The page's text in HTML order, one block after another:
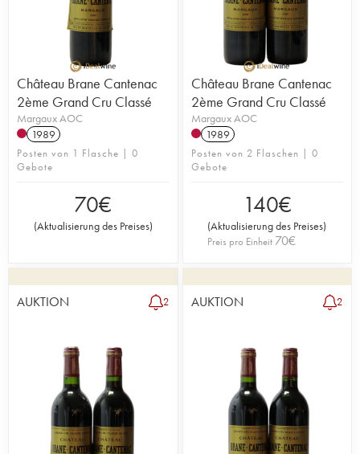
Château Brane Cantenac
2ème Grand Cru Classé
Margaux AOC
1989
Posten von 1 Flasche | 0
Gebote
70€
(Aktualisierung des Preises)
Château Brane Cantenac
2ème Grand Cru Classé
Margaux AOC
1989
Posten von 2 Flaschen | 0
Gebote
140€
(Aktualisierung des Preises)
Preis pro Einheit 70€
AUKTION 2 AUKTION 2